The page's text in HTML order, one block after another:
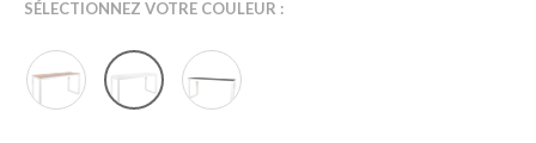
SÉLECTIONNEZ VOTRE COULEUR :